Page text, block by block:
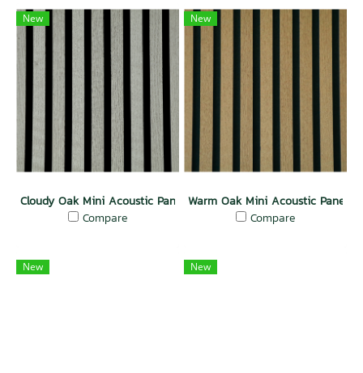
New
Cloudy Oak Mini Acoustic Panel Slat Wall
Compare
New
Warm Oak Mini Acoustic Panel
Compare
New New